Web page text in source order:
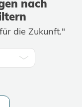
nach
die Zukunft."